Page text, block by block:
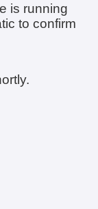
is running
to confirm